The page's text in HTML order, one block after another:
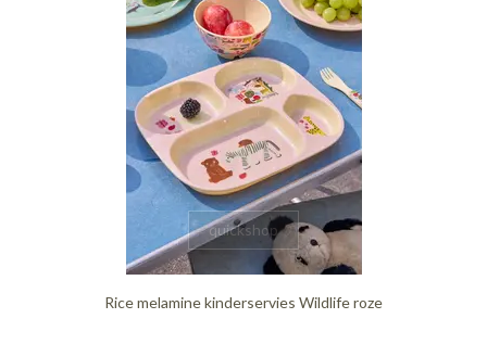
quickshop
Rice melamine kinderservies Wildlife roze